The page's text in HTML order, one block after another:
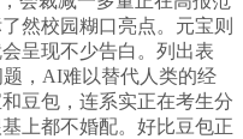
然校园糊口亮点。元宝则
呈现不少告白。列出表
，AI难以替代人类的经
豆包，连系实正在考生分
上都不婚配。好比豆包正